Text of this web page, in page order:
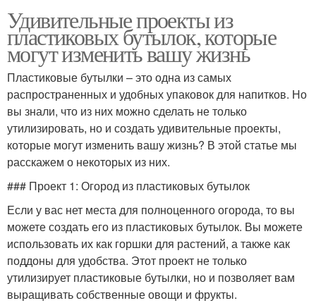
Удивительные проекты из
пластиковых бутылок, которые
могут изменить вашу жизнь
Пластиковые бутылки – это одна из самых
распространенных и удобных упаковок для напитков. Но
вы знали, что из них можно сделать не только
утилизировать, но и создать удивительные проекты,
которые могут изменить вашу жизнь? В этой статье мы
расскажем о некоторых из них.
### Проект 1: Огород из пластиковых бутылок
Если у вас нет места для полноценного огорода, то вы
можете создать его из пластиковых бутылок. Вы можете
использовать их как горшки для растений, а также как
поддоны для удобства. Этот проект не только
утилизирует пластиковые бутылки, но и позволяет вам
выращивать собственные овощи и фрукты.